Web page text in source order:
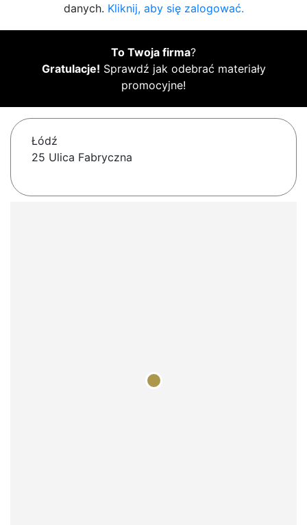
danych. Kliknij, aby się zalogować.
To Twoja firma?
Gratulacje! Sprawdź jak odebrać materiały
promocyjne!
Łódź
25 Ulica Fabryczna